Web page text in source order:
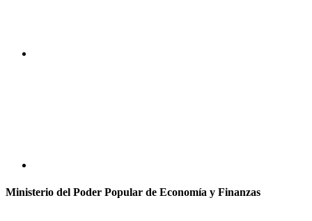
Ministerio del Poder Popular de Economía y Finanzas